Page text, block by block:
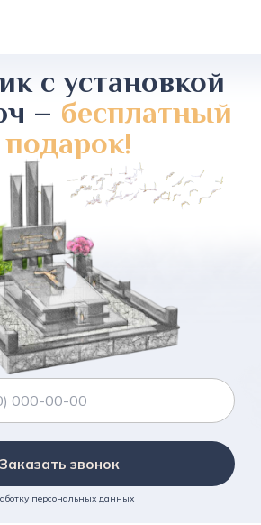
с установкой
– бесплатный
Заказать звонок
персональных данных